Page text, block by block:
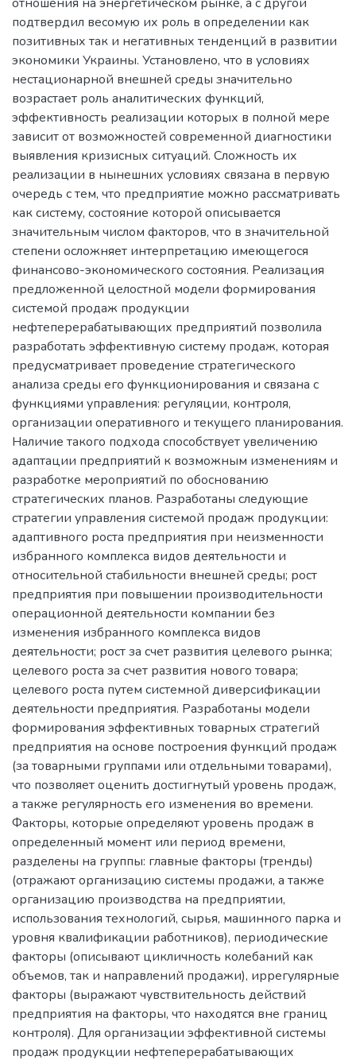
подтвердил весомую их роль в определении как
позитивных так и негативных тенденций в развитии
экономики Украины. Установлено, что в условиях
нестационарной внешней среды значительно
возрастает роль аналитических функций,
эффективность реализации которых в полной мере
зависит от возможностей современной диагностики
выявления кризисных ситуаций. Сложность их
реализации в нынешних условиях связана в первую
очередь с тем, что предприятие можно рассматривать
как систему, состояние которой описывается
значительным числом факторов, что в значительной
степени осложняет интерпретацию имеющегося
финансово-экономического состояния. Реализация
предложенной целостной модели формирования
системой продаж продукции
нефтеперерабатывающих предприятий позволила
разработать эффективную систему продаж, которая
предусматривает проведение стратегического
анализа среды его функционирования и связана с
функциями управления: регуляции, контроля,
организации оперативного и текущего планирования.
Наличие такого подхода способствует увеличению
адаптации предприятий к возможным изменениям и
разработке мероприятий по обоснованию
стратегических планов. Разработаны следующие
стратегии управления системой продаж продукции:
адаптивного роста предприятия при неизменности
избранного комплекса видов деятельности и
относительной стабильности внешней среды; рост
предприятия при повышении производительности
операционной деятельности компании без
изменения избранного комплекса видов
деятельности; рост за счет развития целевого рынка;
целевого роста за счет развития нового товара;
целевого роста путем системной диверсификации
деятельности предприятия. Разработаны модели
формирования эффективных товарных стратегий
предприятия на основе построения функций продаж
(за товарными группами или отдельными товарами),
что позволяет оценить достигнутый уровень продаж,
а также регулярность его изменения во времени.
Факторы, которые определяют уровень продаж в
определенный момент или период времени,
разделены на группы: главные факторы (тренды)
(отражают организацию системы продажи, а также
организацию производства на предприятии,
использования технологий, сырья, машинного парка и
уровня квалификации работников), периодические
факторы (описывают цикличность колебаний как
объемов, так и направлений продажи), иррегулярные
факторы (выражают чувствительность действий
предприятия на факторы, что находятся вне границ
контроля). Для организации эффективной системы
продаж продукции нефтеперерабатывающих